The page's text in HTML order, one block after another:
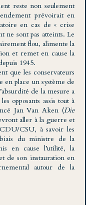
reste non seulement
prévoirait en
en cas de « crise
ne sont pas atteints. Le
flou, alimente la
et remet en cause la
1945.
que les conservateurs
place un système de
de la mesure a
opposants assis tout à
Jan Van Aken (Die
aller à la guerre et
CSU, à savoir les
du ministre de la
en cause l’utilité, la
de son instauration en
autour de la